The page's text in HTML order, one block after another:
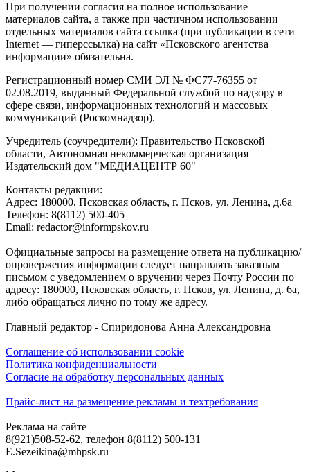
При получении согласия на полное использование
материалов сайта, а также при частичном использовании
отдельных материалов сайта ссылка (при публикации в сети
Internet — гиперссылка) на сайт «Псковского агентства
информации» обязательна.
Регистрационный номер СМИ ЭЛ № ФС77-76355 от
02.08.2019, выданный Федеральной службой по надзору в
сфере связи, информационных технологий и массовых
коммуникаций (Роскомнадзор).
Учредитель (соучредители): Правительство Псковской
области, Автономная некоммерческая организация
Издательский дом "МЕДИАЦЕНТР 60"
Контакты редакции:
Адреc: 180000, Псковская область, г. Псков, ул. Ленина, д.6а
Телефон: 8(8112) 500-405
Email: redactor@informpskov.ru
Официальные запросы на размещение ответа на публикацию/
опровержения информации следует направлять заказным
письмом с уведомлением о вручении через Почту России по
адресу: 180000, Псковская область, г. Псков, ул. Ленина, д. 6а,
либо обращаться лично по тому же адресу.
Главный редактор - Спиридонова Анна Александровна
Соглашение об использовании cookie
Политика конфиденциальности
Согласие на обработку персональных данных
Прайс-лист на размещение рекламы и техтребования
Реклама на сайте
8(921)508-52-62, телефон 8(8112) 500-131
E.Sezeikina@mhpsk.ru